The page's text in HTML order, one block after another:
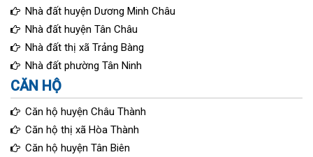
Nhà đất huyện Dương Minh Châu
Nhà đất huyện Tân Châu
Nhà đất thị xã Trảng Bàng
Nhà đất phường Tân Ninh
CĂN HỘ
Căn hộ huyện Châu Thành
Căn hộ thị xã Hòa Thành
Căn hộ huyện Tân Biên